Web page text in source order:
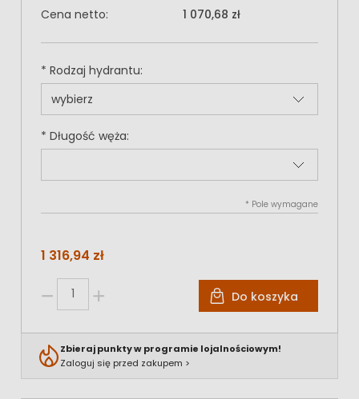
Cena netto:
1 070,68 zł
* Rodzaj hydrantu:
* Długość węża:
* Pole wymagane
1 316,94 zł
Do koszyka
Zbieraj punkty w programie lojalnościowym!
Zaloguj się przed zakupem >